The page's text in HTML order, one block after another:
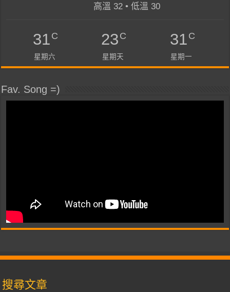
高溫 32 • 低溫 30
31C
星期六
23C
星期天
31C
星期一
Fav. Song =)
搜尋文章